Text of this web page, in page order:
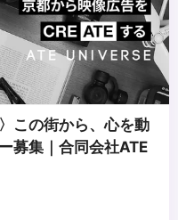
この街から、心を動
募集｜合同会社ATE